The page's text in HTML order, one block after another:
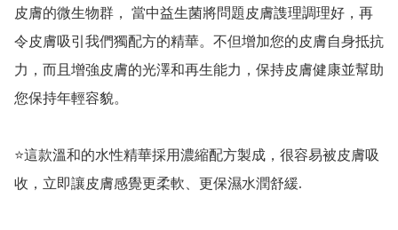
皮膚的微生物群， 當中益生菌將問題皮膚謢理調理好，再
令皮膚吸引我們獨配方的精華。不但增加您的皮膚自身抵抗
力，而且增強皮膚的光澤和再生能力，保持皮膚健康並幫助
您保持年輕容貌。
⭐這款溫和的水性精華採用濃縮配方製成，很容易被皮膚吸
收，立即讓皮膚感覺更柔軟、更保濕水潤舒緩.